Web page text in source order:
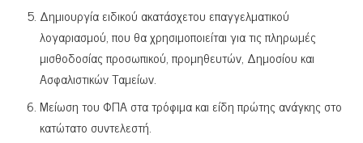
Δημιουργία ειδικού ακατάσχετου επαγγελματικού
λογαριασμού, που θα χρησιμοποιείται για τις πληρωμές
μισθοδοσίας προσωπικού, προμηθευτών, Δημοσίου και
Ασφαλιστικών Ταμείων.
Μείωση του ΦΠΑ στα τρόφιμα και είδη πρώτης ανάγκης στο
κατώτατο συντελεστή.